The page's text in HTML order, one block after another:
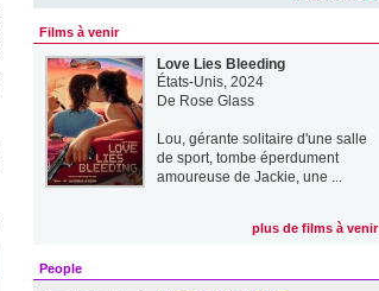
Films à venir
Love Lies Bleeding
États-Unis, 2024
De Rose Glass
Lou, gérante solitaire d'une salle
de sport, tombe éperdument
amoureuse de Jackie, une ...
plus de films à venir
People